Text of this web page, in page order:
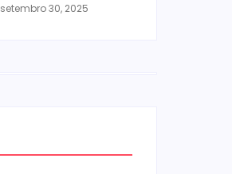
setembro 30, 2025